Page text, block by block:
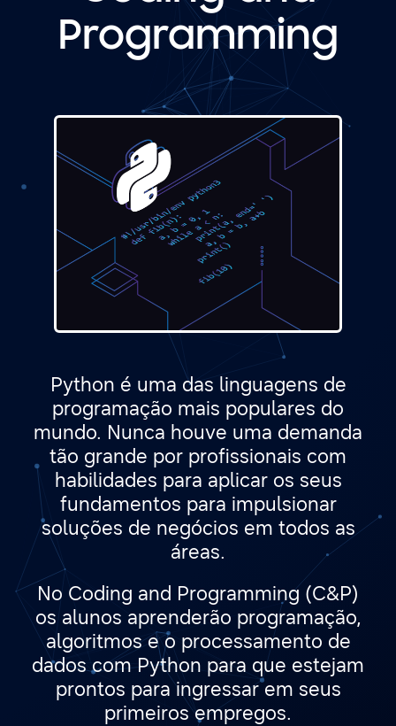
Programming
Python é uma das linguagens de
programação mais populares do
mundo. Nunca houve uma demanda
tão grande por profissionais com
habilidades para aplicar os seus
fundamentos para impulsionar
soluções de negócios em todos as
áreas.
No Coding and Programming (C&P)
os alunos aprenderão programação,
algoritmos e o processamento de
dados com Python para que estejam
prontos para ingressar em seus
primeiros empregos.